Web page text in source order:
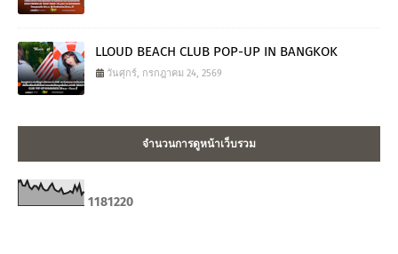
LLOUD BEACH CLUB POP-UP IN BANGKOK
วันศุกร์, กรกฎาคม 24, 2569
จำนวนการดูหน้าเว็บรวม
1181220